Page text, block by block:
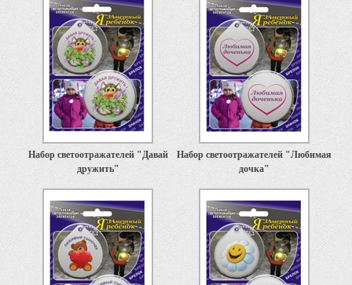
Набор светоотражателей "Давай
дружить"
Набор светоотражателей "Любимая
дочка"